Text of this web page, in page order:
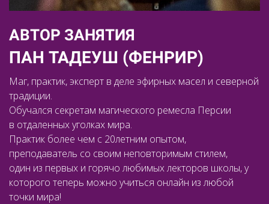
АВТОР ЗАНЯТИЯ
ПАН ТАДЕУШ (ФЕНРИР)
Маг, практик, эксперт в деле эфирных масел и северной
традиции.
Обучался секретам магического ремесла Персии
в отдаленных уголках мира.
Практик более чем с 20летним опытом,
преподаватель со своим неповторимым стилем,
один из первых и горячо любимых лекторов школы, у
которого теперь можно учиться онлайн из любой
точки мира!